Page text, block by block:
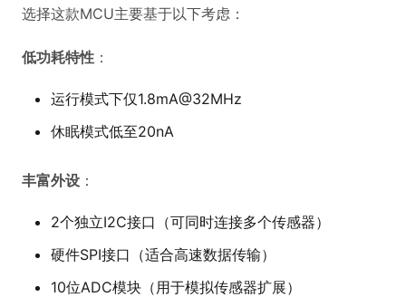
选择这款MCU主要基于以下考虑：
低功耗特性 ：
运行模式下仅1.8mA@32MHz
休眠模式低至20nA
丰富外设 ：
2个独立I2C接口（可同时连接多个传感器）
硬件SPI接口（适合高速数据传输）
10位ADC模块（用于模拟传感器扩展）